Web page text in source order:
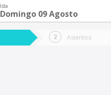
Ida
Domingo 09 Agosto
Asientos